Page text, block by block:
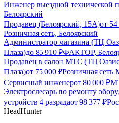
Инженер выездной технической
Белоярский
Продавец (Белоярский, 15А)от 54
Розничная сеть, Белоярский
Администратор магазина (ТЦ
Плаза)до 85 910 ₽ФАКТОР,
Продавец в салон МТС (ТЦ Оазис
Плаза)от 75 000 ₽Розничная
Сервисный инженерот 80 000 ₽
Электрослесарь по ремонту
устройств 4 разрядаот 98 377 ₽
HeadHunter